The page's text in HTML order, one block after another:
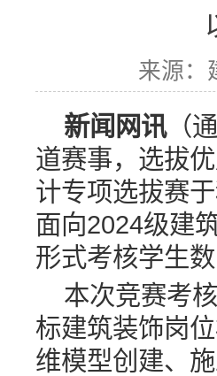
来源：
新闻网讯（
道赛事，选拔
计专项选拔赛
面向2024级建
形式考核学生
本次竞赛考
标建筑装饰岗
维模型创建、